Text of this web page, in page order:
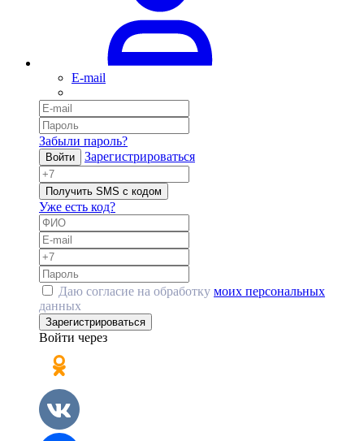
E-mail
Забыли пароль?
Войти Зарегистрироваться
Получить SMS с кодом
Уже есть код?
Даю согласие на обработку моих персональных
данных
Зарегистрироваться
Войти через